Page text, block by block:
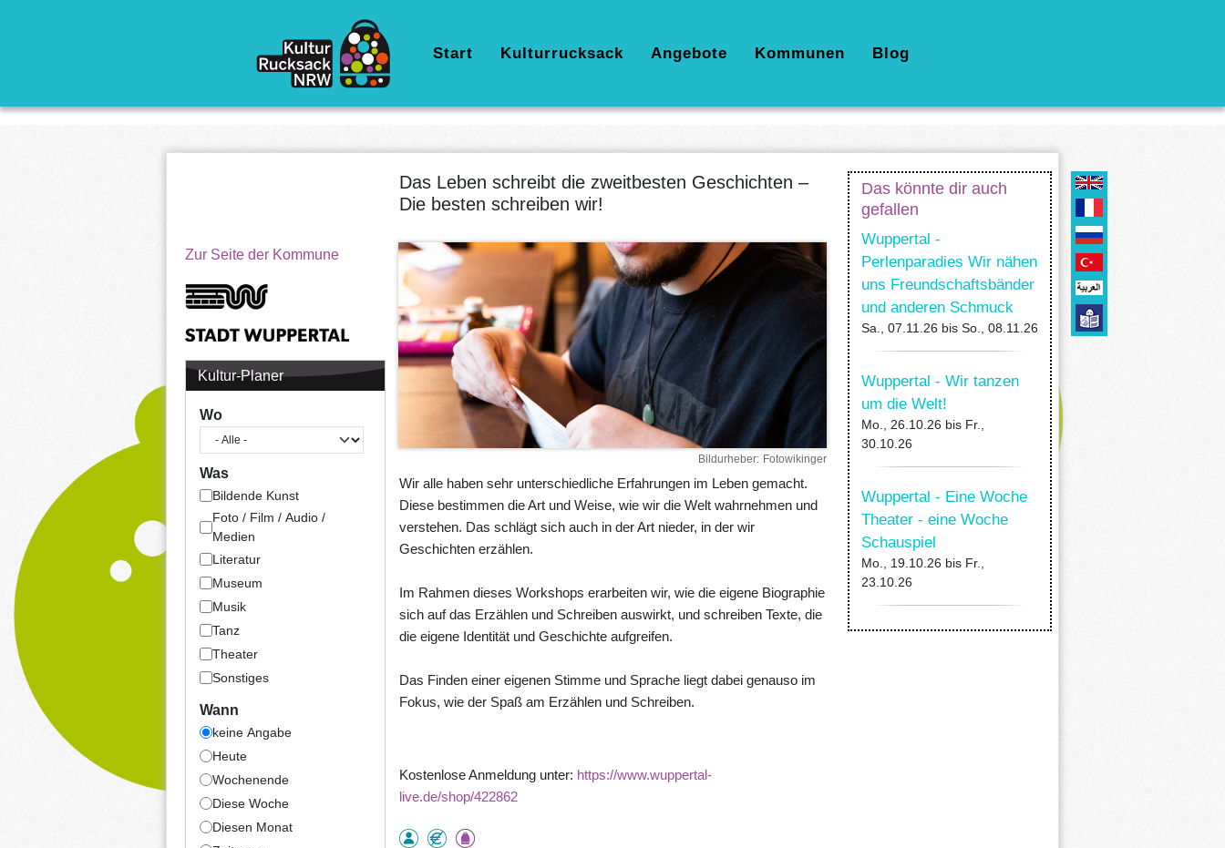
Hauptnavigation
Start Kulturrucksack Angebote Kommunen Blog
Zur Seite der Kommune
Kultur-Planer
Wo
Was
Bildende Kunst
Foto / Film / Audio /
Medien
Literatur
Museum
Musik
Tanz
Theater
Sonstiges
Wann
keine Angabe
Heute
Wochenende
Diese Woche
Diesen Monat
Das Leben schreibt die zweitbesten Geschichten –
Die besten schreiben wir!
Bildurheber Fotowikinger
Wir alle haben sehr unterschiedliche Erfahrungen im Leben gemacht.
Diese bestimmen die Art und Weise, wie wir die Welt wahrnehmen und
verstehen. Das schlägt sich auch in der Art nieder, in der wir
Geschichten erzählen.
Im Rahmen dieses Workshops erarbeiten wir, wie die eigene Biographie
sich auf das Erzählen und Schreiben auswirkt, und schreiben Texte, die
die eigene Identität und Geschichte aufgreifen.
Das Finden einer eigenen Stimme und Sprache liegt dabei genauso im
Fokus, wie der Spaß am Erzählen und Schreiben.
Kostenlose Anmeldung unter: https://www.wuppertal-
live.de/shop/422862
Das könnte dir auch
gefallen
Wuppertal -
Perlenparadies Wir nähen
uns Freundschaftsbänder
und anderen Schmuck
Sa., 07.11.26 bis So., 08.11.26
Wuppertal - Wir tanzen
um die Welt!
Mo., 26.10.26 bis Fr.,
30.10.26
Wuppertal - Eine Woche
Theater - eine Woche
Schauspiel
Mo., 19.10.26 bis Fr.,
23.10.26